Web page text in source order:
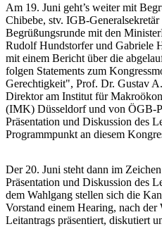
Am 19. Juni geht’s weiter mit
Chibebe, stv. IGB-
Begrüßungsrunde mit den
Rudolf Hundstorfer und Gabriele
mit einem Bericht über die
folgen Statements zum
Gerechtigkeit", Prof. Dr. Gustav
Direktor am Institut für
(IMK) Düsseldorf und von ÖGB-
Präsentation und Diskussion des
Programmpunkt an diesem
Der 20. Juni steht dann im
Präsentation und Diskussion des
dem Wahlgang stellen sich die
Vorstand einem Hearing, nach
Leitantrags präsentiert, diskutiert